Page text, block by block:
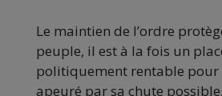
Le maintien de l’ordre
peuple, il est à la fois un
politiquement rentable pour
apeuré par sa chute